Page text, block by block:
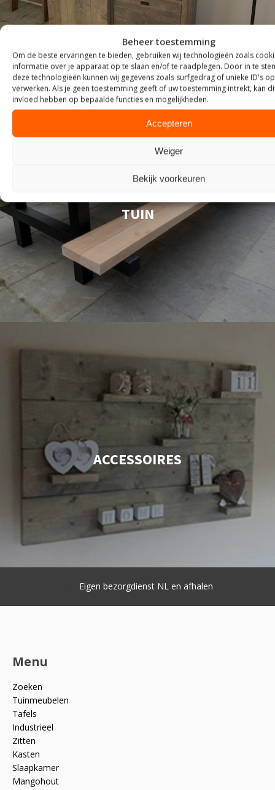
Beheer toestemming
Om de beste ervaringen te bieden, gebruiken wij technologieën zoals
informatie over je apparaat op te slaan en/of te raadplegen. Door in te
deze technologieën kunnen wij gegevens zoals surfgedrag of unieke ID's
verwerken. Als je geen toestemming geeft of uw toestemming intrekt, kan
invloed hebben op bepaalde functies en mogelijkheden.
Accepteren
Weiger
Bekijk voorkeuren
TUIN
ACCESSOIRES
Eigen bezorgdienst NL en afhalen
Menu
Zoeken
Tuinmeubelen
Tafels
Industrieel
Zitten
Kasten
Slaapkamer
Mangohout